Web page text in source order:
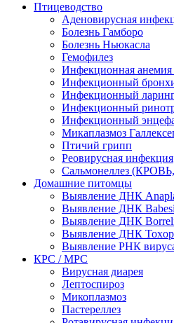
Птицеводство
Аденовирусная
Болезнь Гамборо
Болезнь Ньюкасла
Гемофилез
Инфекционная анемия
Инфекционный
Инфекционный
Инфекционный
Инфекционный
Микаплазмоз
Птичий грипп
Реовирусная инфекция
Сальмонеллез
Домашние питомцы
Выявление ДНК
Выявление ДНК
Выявление ДНК
Выявление ДНК
Выявление РНК
КРС / МРС
Вирусная диарея
Лептоспироз
Микоплазмоз
Пастереллез